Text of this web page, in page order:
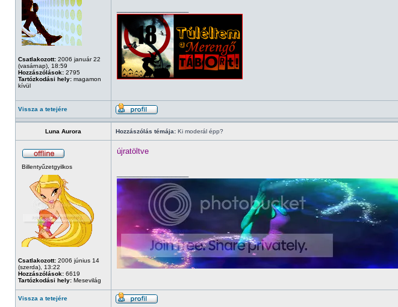
Csatlakozott: 2006 január 22
(vasárnap), 18:59
Hozzászólások: 2795
Tartózkodási hely: magamon
kívül
Vissza a tetejére
Luna Aurora Hozzászólás témája: Ki moderál épp?
Billentyűzetgyilkos
Csatlakozott: 2006 június 14
(szerda), 13:22
Hozzászólások: 6619
Tartózkodási hely: Mesevilág
újratöltve
Vissza a tetejére